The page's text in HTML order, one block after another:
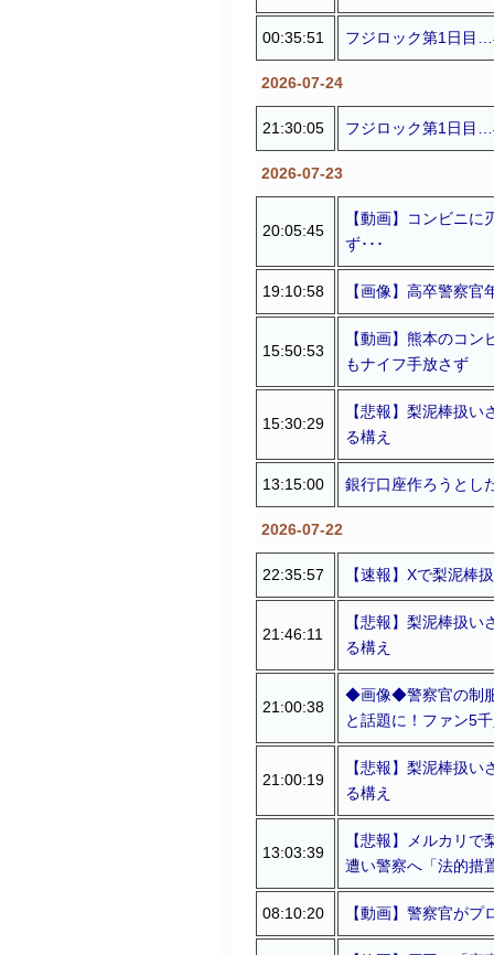
00:35:51 フジロック第1日目
2026-07-24
21:30:05 フジロック第1日目
2026-07-23
20:05:45
【動画】コンビニ
ず･･･
19:10:58 【画像】高卒警察
15:50:53
【動画】熊本のコ
もナイフ手放さず
15:30:29
【悲報】梨泥棒扱
る構え
13:15:00 銀行口座作ろうとし
2026-07-22
22:35:57 【速報】Xで梨泥棒
21:46:11
【悲報】梨泥棒扱
る構え
21:00:38
◆画像◆警察官の制
と話題に！ファン5
21:00:19
【悲報】梨泥棒扱
る構え
13:03:39
【悲報】メルカリ
遭い警察へ「法的措
08:10:20 【動画】警察官が